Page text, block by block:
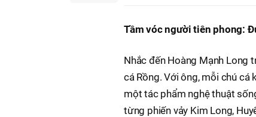
Tầm vóc người tiên phong:
Nhắc đến Hoàng Mạnh Long
cá Rồng. Với ông, mỗi chú cá
một tác phẩm nghệ thuật
từng phiến vảy Kim Long,